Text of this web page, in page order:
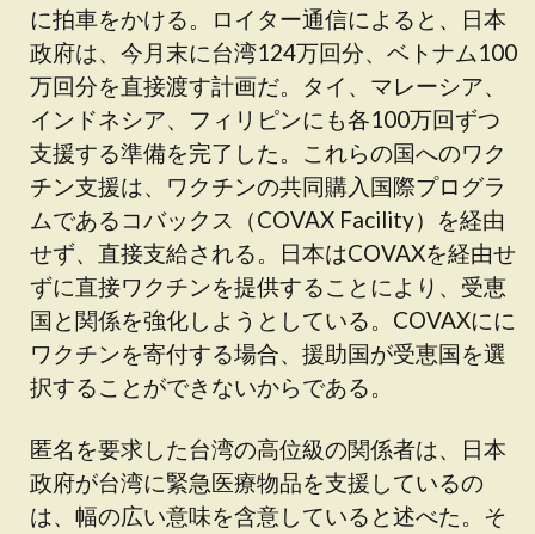
に拍車をかける。ロイター通信によると、日本
政府は、今月末に台湾124万回分、ベトナム100
万回分を直接渡す計画だ。タイ、マレーシア、
インドネシア、フィリピンにも各100万回ずつ
支援する準備を完了した。これらの国へのワク
チン支援は、ワクチンの共同購入国際プログラ
ムであるコバックス（COVAX Facility）を経由
せず、直接支給される。日本はCOVAXを経由せ
ずに直接ワクチンを提供することにより、受恵
国と関係を強化しようとしている。COVAXにに
ワクチンを寄付する場合、援助国が受恵国を選
択することができないからである。
匿名を要求した台湾の高位級の関係者は、日本
政府が台湾に緊急医療物品を支援しているの
は、幅の広い意味を含意していると述べた。そ